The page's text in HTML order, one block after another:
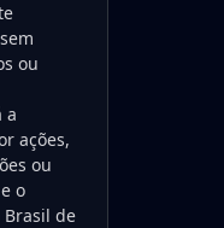
ou
a
ações,
ou
o
Brasil de